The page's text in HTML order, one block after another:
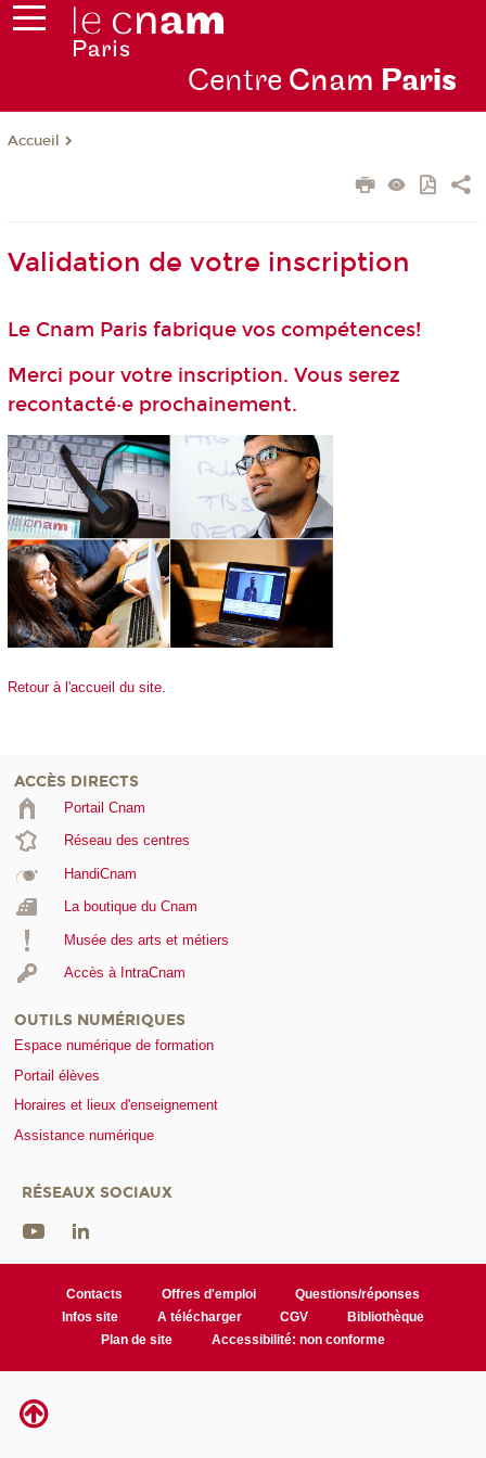
Centre Cnam Paris
Accueil
Validation de votre inscription
Le Cnam Paris fabrique vos compétences!
Merci pour votre inscription. Vous serez
recontacté·e prochainement.
Retour à l'accueil du site.
ACCÈS DIRECTS
Portail Cnam
Réseau des centres
HandiCnam
La boutique du Cnam
Musée des arts et métiers
Accès à IntraCnam
OUTILS NUMÉRIQUES
Espace numérique de formation
Portail élèves
Horaires et lieux d'enseignement
Assistance numérique
RÉSEAUX SOCIAUX
Contacts Offres d'emploi
Questions/réponses
Infos site
A télécharger CGV
Bibliothèque
Plan de site
Accessibilité: non conforme